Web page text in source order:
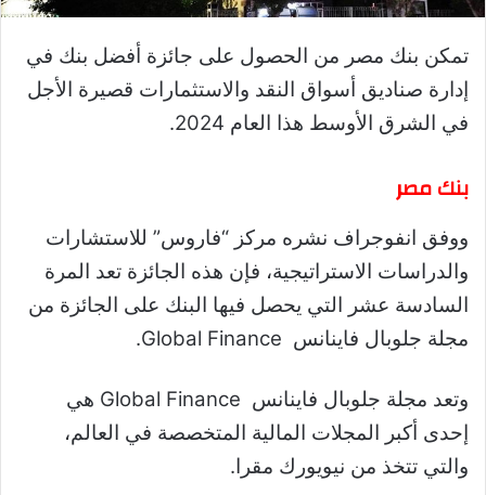
تمكن بنك مصر من الحصول على جائزة أفضل بنك في
إدارة صناديق أسواق النقد والاستثمارات قصيرة الأجل
في الشرق الأوسط هذا العام 2024.
بنك مصر
ووفق انفوجراف نشره مركز “فاروس” للاستشارات
والدراسات الاستراتيجية، فإن هذه الجائزة تعد المرة
السادسة عشر التي يحصل فيها البنك على الجائزة من
مجلة جلوبال فاينانس Global Finance.
وتعد مجلة جلوبال فاينانس Global Finance هي
إحدى أكبر المجلات المالية المتخصصة في العالم،
والتي تتخذ من نيويورك مقرا.